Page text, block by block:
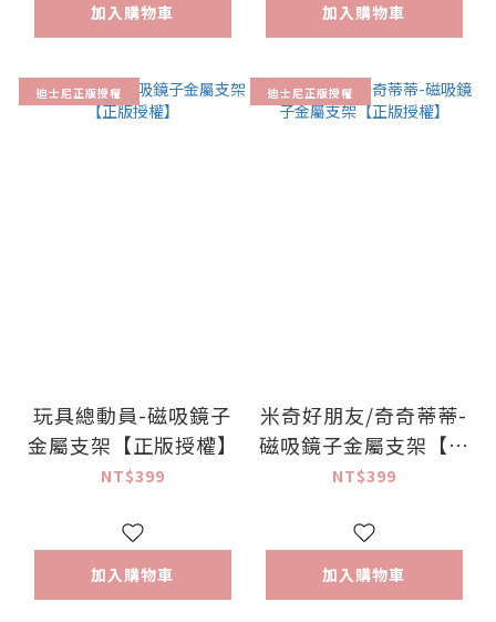
加入購物車 加入購物車
迪士尼正版授權
玩具總動員-磁吸鏡子
金屬支架【正版授權】
NT$399
加入購物車
迪士尼正版授權
米奇好朋友/奇奇蒂蒂-
磁吸鏡子金屬支架【正
版授權】
NT$399
加入購物車